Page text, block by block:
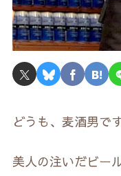
どうも、麦酒男です
美人の注いだビー